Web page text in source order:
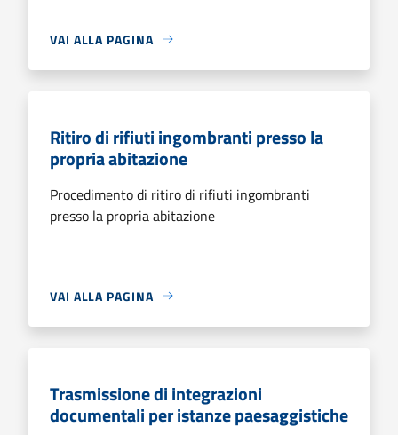
VAI ALLA PAGINA
Ritiro di rifiuti ingombranti presso la
propria abitazione
Procedimento di ritiro di rifiuti ingombranti
presso la propria abitazione
VAI ALLA PAGINA
Trasmissione di integrazioni
documentali per istanze paesaggistiche